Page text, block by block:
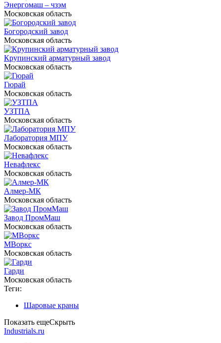
Энергомаш – чзэм
Московская область
Богородский завод
Московская область
Крупинский арматурный завод
Московская область
Гюрай
Московская область
УЗТПА
Московская область
Лаборатория МПУ
Московская область
Невафлекс
Московская область
Алмер-МК
Московская область
Завод ПромМаш
Московская область
МВоркс
Московская область
Гарди
Московская область
Теги:
Шаровые краны
Показать ещеСкрыть
Industrials.ru